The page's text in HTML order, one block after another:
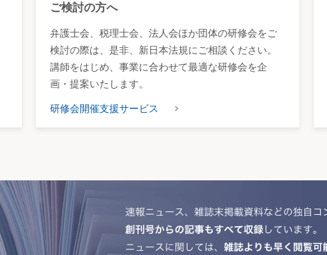
ご検討の方へ
弁護士会、税理士会、法人会ほか団体の研修会をご
検討の際は、是非、新日本法規にご相談ください。
講師をはじめ、事業に合わせて最適な研修会を企
画・提案いたします。
研修会開催支援サービス